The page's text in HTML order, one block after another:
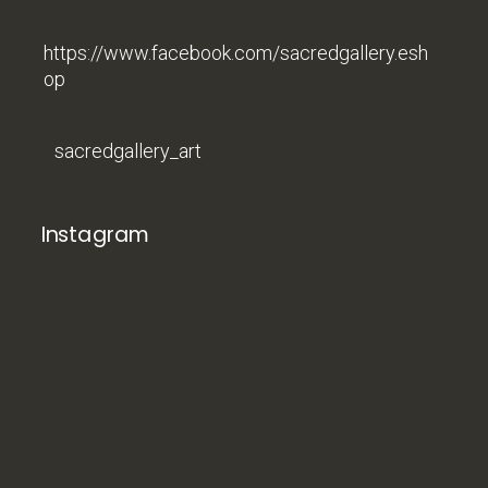
https://www.facebook.com/sacredgallery.esh
op
sacredgallery_art
Instagram